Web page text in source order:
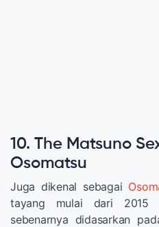
10. The Matsuno
Osomatsu
Juga dikenal sebagai
tayang mulai dari 2015
sebenarnya didasarkan